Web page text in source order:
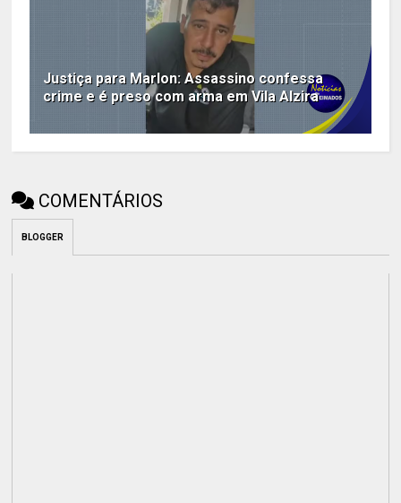
Justiça para Marlon: Assassino confessa
crime e é preso com arma em Vila Alzira
COMENTÁRIOS
BLOGGER